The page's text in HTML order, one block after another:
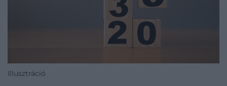
Illusztráció